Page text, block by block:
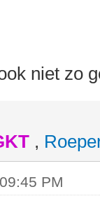
niet zo
,
PM